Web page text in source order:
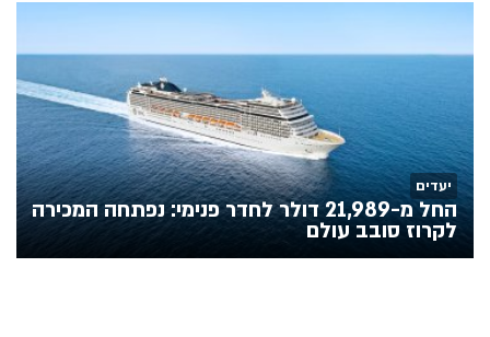
יעדים
החל מ-21,989 דולר לחדר פנימי: נפתחה המכירה
לקרוז סובב עולם